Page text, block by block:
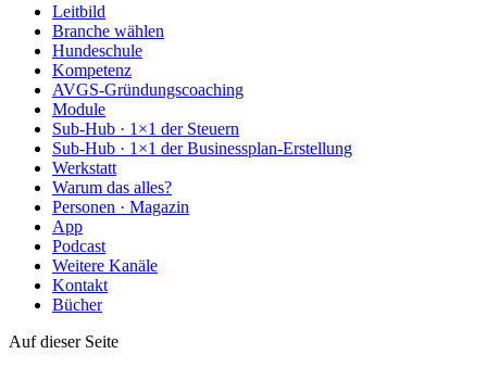
Leitbild
Branche wählen
Hundeschule
Kompetenz
AVGS-Gründungscoaching
Module
Sub-Hub · 1×1 der Steuern
Sub-Hub · 1×1 der Businessplan-Erstellung
Werkstatt
Warum das alles?
Personen · Magazin
App
Podcast
Weitere Kanäle
Kontakt
Bücher
Auf dieser Seite